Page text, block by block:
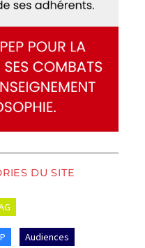
DU SITE
Audiences